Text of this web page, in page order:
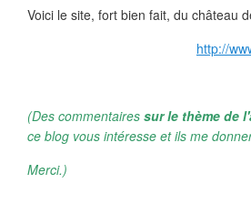
Voici le site, fort bien fait, du château
http://
(Des commentaires sur le thème de
ce blog vous intéresse et ils me
Merci.)